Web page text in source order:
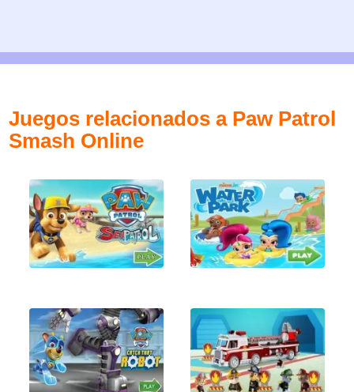
Juegos relacionados a Paw Patrol
Smash Online